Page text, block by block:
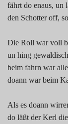
fährt do enaus, un
den Schotter off,
Die Roll war voll
un hing
beim fahrn war
doann war beim
Als es doann
do läßt der Kerl